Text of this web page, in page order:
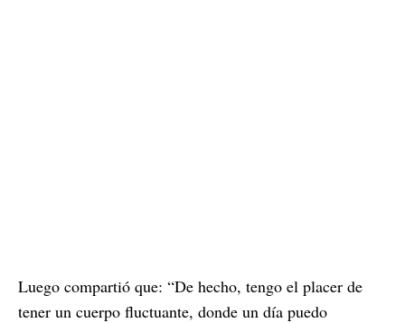
Luego compartió que: “De hecho, tengo el placer de
tener un cuerpo fluctuante, donde un día puedo